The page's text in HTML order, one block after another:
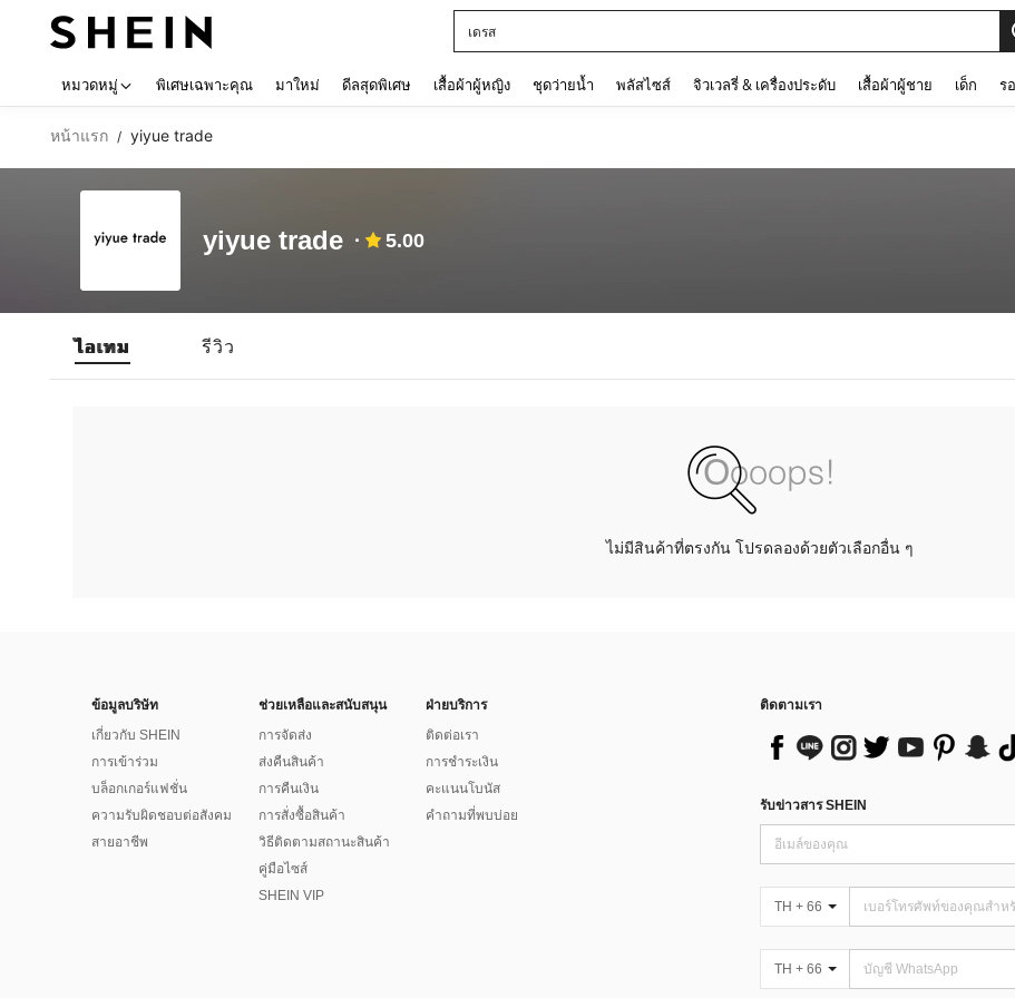
เดรส
หมวดหมู่ พิเศษเฉพาะคุณ มาใหม่ ดีลสุดพิเศษ เสื้อผ้าผู้หญิง ชุดว่ายน้ำ พลัสไซส์ จิวเวลรี่ & เครื่องประดับ เสื้อผ้าผู้ชาย เด็ก ร
หน้าแรก / yiyue trade
yiyue trade 5.00
ไอเทม รีวิว
ไม่มีสินค้าที่ตรงกัน โปรดลองด้วยตัวเลือกอื่น ๆ
ข้อมูลบริษัท
เกี่ยวกับ SHEIN
การเข้าร่วม
บล็อกเกอร์แฟชั่น
ความรับผิดชอบต่อสังคม
สายอาชีพ
ช่วยเหลือและสนับสนุน
การจัดส่ง
ส่งคืนสินค้า
การคืนเงิน
การสั่งซื้อสินค้า
วิธีติดตามสถานะสินค้า
คู่มือไซส์
SHEIN VIP
ฝ่ายบริการ
ติดต่อเรา
การชำระเงิน
คะแนนโบนัส
คำถามที่พบบ่อย
ติดตามเรา
รับข่าวสาร SHEIN
TH + 66
TH + 66